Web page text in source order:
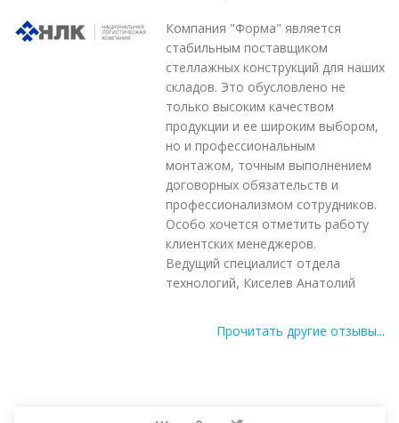
Компания "Форма" является
стабильным поставщиком
стеллажных конструкций для наших
складов. Это обусловлено не
только высоким качеством
продукции и ее широким выбором,
но и профессиональным
монтажом, точным выполнением
договорных обязательств и
профессионализмом сотрудников.
Особо хочется отметить работу
клиентских менеджеров.
Ведущий специалист отдела
технологий, Киселев Анатолий
Прочитать другие отзывы...